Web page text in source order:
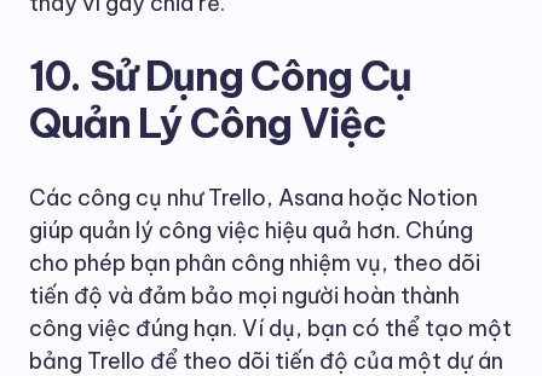
10. Sử Dụng Công Cụ
Quản Lý Công Việc
Các công cụ như Trello, Asana hoặc Notion
giúp quản lý công việc hiệu quả hơn. Chúng
cho phép bạn phân công nhiệm vụ, theo dõi
tiến độ và đảm bảo mọi người hoàn thành
công việc đúng hạn. Ví dụ, bạn có thể tạo một
bảng Trello để theo dõi tiến độ của một dự án